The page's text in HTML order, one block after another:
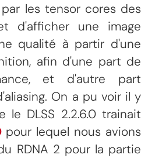
les tensor cores des
d'afficher une image
qualité à partir d'une
afin d'une part de
et d'autre part
On a pu voir il y
le DLSS 2.2.6.0 trainait
pour lequel nous avions
RDNA 2 pour la partie